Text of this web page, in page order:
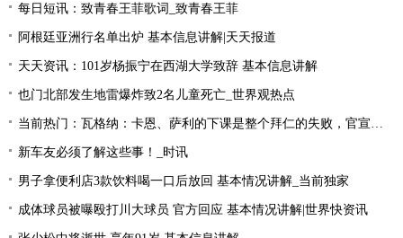
每日短讯：致青春王菲歌词_致青春王菲
阿根廷亚洲行名单出炉 基本信息讲解|天天报道
天天资讯：101岁杨振宁在西湖大学致辞 基本信息讲解
也门北部发生地雷爆炸致2名儿童死亡_世界观热点
当前热门：瓦格纳：卡恩、萨利的下课是整个拜仁的失败，官宣的时机让我无言
新车友必须了解这些事！_时讯
男子拿便利店3款饮料喝一口后放回 基本情况讲解_当前独家
成体球员被曝殴打川大球员 官方回应 基本情况讲解|世界快资讯